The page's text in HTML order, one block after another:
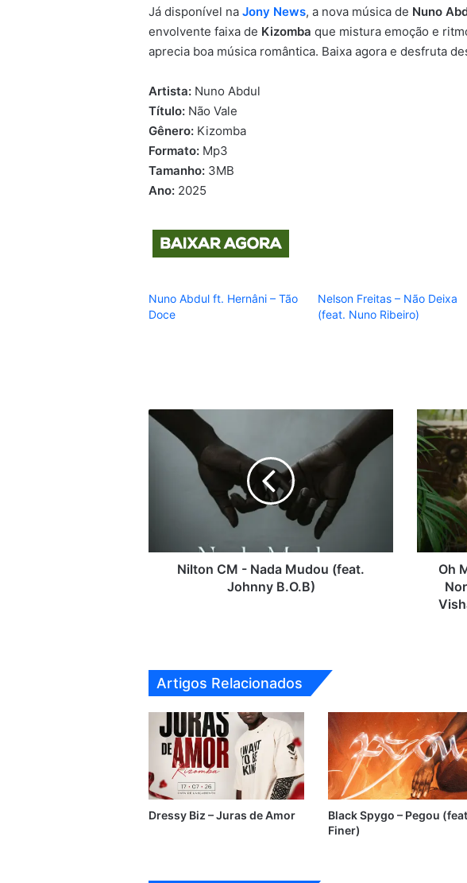
Já disponível na Jony News, a nova música de Nuno
envolvente faixa de Kizomba que mistura emoção e
aprecia boa música romântica. Baixa agora e desfruta
Artista: Nuno Abdul
Título: Não Vale
Gênero: Kizomba
Formato: Mp3
Tamanho: 3MB
Ano: 2025
Nuno Abdul ft. Hernâni – Tão
Doce
Nelson Freitas – Não Deixa
(feat. Nuno Ribeiro)
Nilton
Nilton CM - Nada Mudou (feat.
Johnny B.O.B)
Oh
Mama!
TETEMA
-
Rayvanny
x
Nora
Fatehi
x
Shreya
Ghoshal
K
Oh
Artigos Relacionados
Dressy Biz – Juras de Amor
Black Spygo – Pegou
Finer)